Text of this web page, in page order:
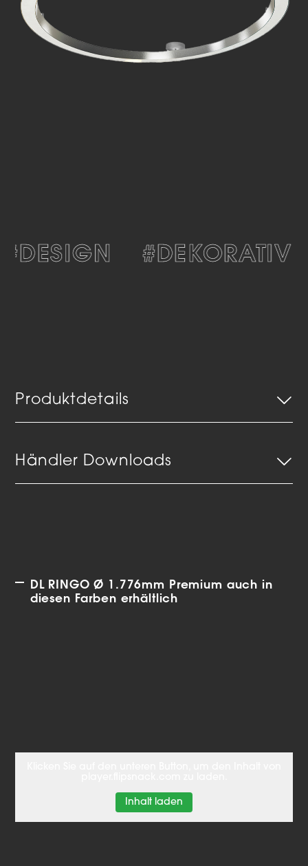
#DEKORATIV
Produktdetails
Händler Downloads
DL RINGO Ø 1.776mm Premium auch in
diesen Farben erhältlich
Inhalt laden